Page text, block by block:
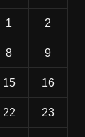
1 2
8 9
15 16
22 23